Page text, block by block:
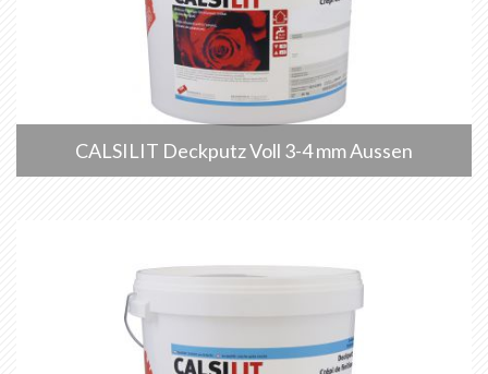
CALSILIT Deckputz Voll 3-4 mm Aussen